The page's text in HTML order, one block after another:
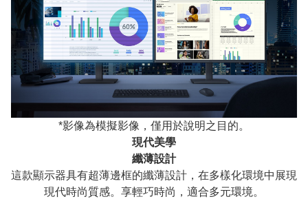
*影像為模擬影像，僅用於說明之目的。
現代美學
纖薄設計
這款顯示器具有超薄邊框的纖薄設計，在多樣化環境中展現
現代時尚質感。享輕巧時尚，適合多元環境。